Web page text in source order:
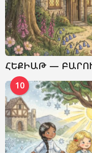
ՀԵՔԻԱԹ —
10